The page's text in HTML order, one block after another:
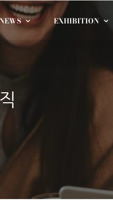
EXHIBITION